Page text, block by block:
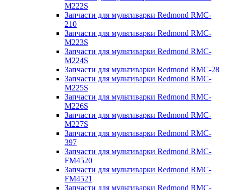
M222S
Запчасти для мультиварки Redmond RMC-
210
Запчасти для мультиварки Redmond RMC-
M223S
Запчасти для мультиварки Redmond RMC-
M224S
Запчасти для мультиварки Redmond RMC-28
Запчасти для мультиварки Redmond RMC-
M225S
Запчасти для мультиварки Redmond RMC-
M226S
Запчасти для мультиварки Redmond RMC-
M227S
Запчасти для мультиварки Redmond RMC-
397
Запчасти для мультиварки Redmond RMC-
FM4520
Запчасти для мультиварки Redmond RMC-
FM4521
Запчасти для мультиварки Redmond RMC-